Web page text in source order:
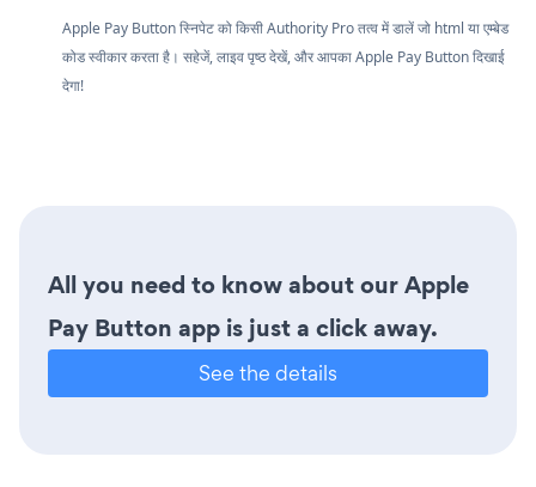
Apple Pay Button स्निपेट को किसी Authority Pro तत्व में डालें जो html या एम्बेड
कोड स्वीकार करता है। सहेजें, लाइव पृष्ठ देखें, और आपका Apple Pay Button दिखाई
देगा!
All you need to know about our Apple
Pay Button app is just a click away.
See the details